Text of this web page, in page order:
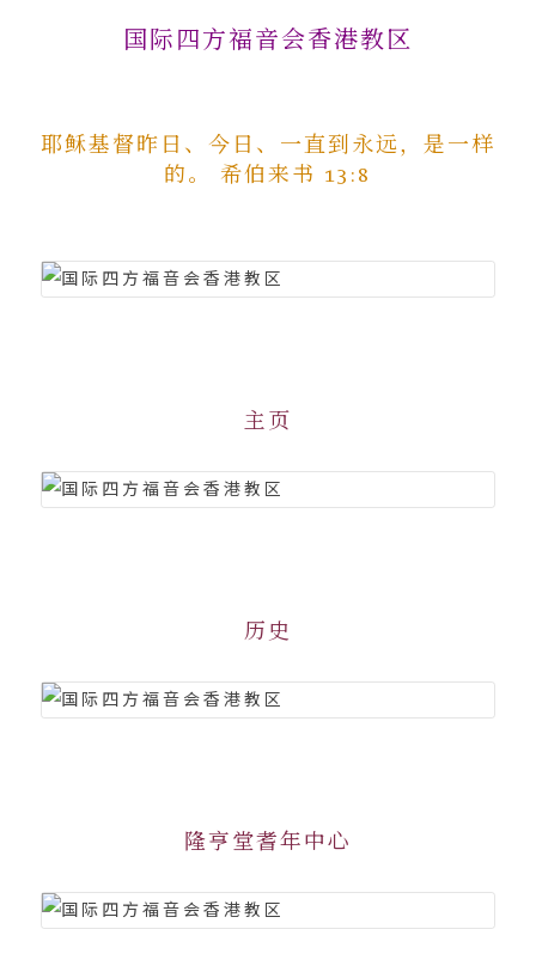
国际四方福音会香港教区
耶稣基督昨日、今日、一直到永远，是一样
的。 希伯来书 13:8
主页
历史
隆亨堂耆年中心